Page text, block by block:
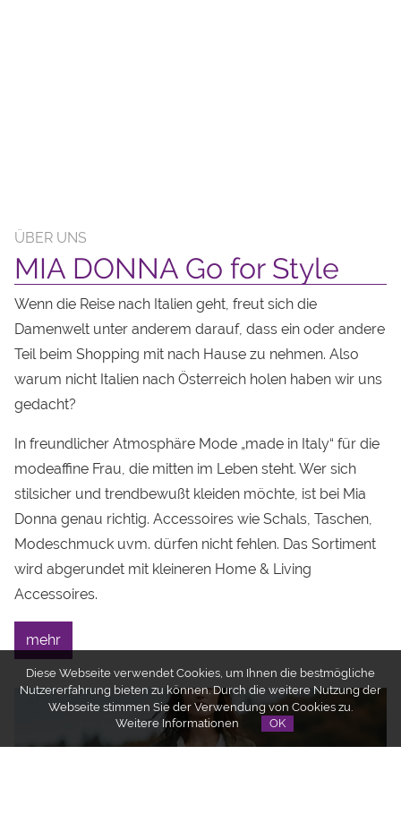
ÜBER UNS
MIA DONNA Go for Style
Wenn die Reise nach Italien geht, freut sich die
Damenwelt unter anderem darauf, dass ein oder andere
Teil beim Shopping mit nach Hause zu nehmen. Also
warum nicht Italien nach Österreich holen haben wir uns
gedacht?
In freundlicher Atmosphäre Mode „made in Italy“ für die
modeaffine Frau, die mitten im Leben steht. Wer sich
stilsicher und trendbewußt kleiden möchte, ist bei Mia
Donna genau richtig. Accessoires wie Schals, Taschen,
Modeschmuck uvm. dürfen nicht fehlen. Das Sortiment
wird abgerundet mit kleineren Home & Living
Accessoires.
mehr
Diese Webseite verwendet Cookies, um Ihnen die bestmögliche
Nutzererfahrung bieten zu können. Durch die weitere Nutzung der
Webseite stimmen Sie der Verwendung von Cookies zu.
Weitere Informationen
OK